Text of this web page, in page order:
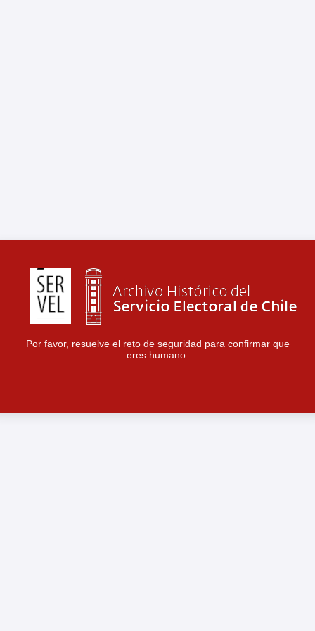
Por favor, resuelve el reto de seguridad para confirmar que
eres humano.